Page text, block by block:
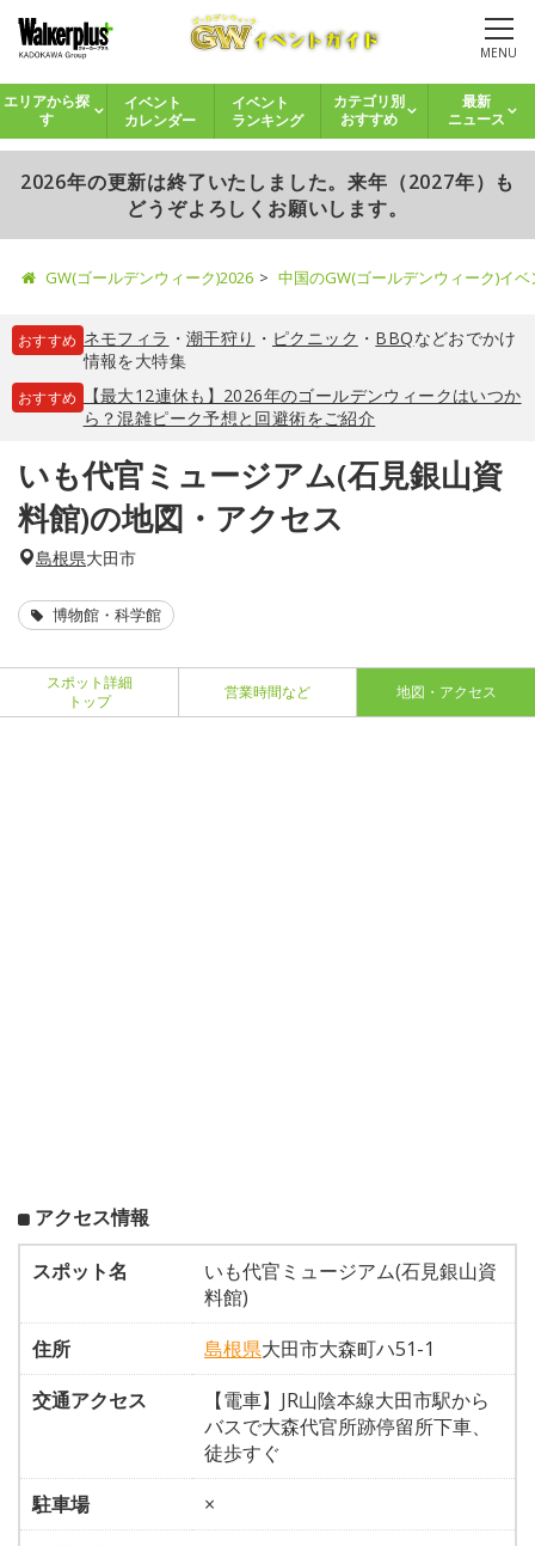
MENU
エリアから探
す
イベント
カレンダー
イベント
ランキング
カテゴリ別
おすすめ
最新
ニュース
2026年の更新は終了いたしました。来年（2027年）も
どうぞよろしくお願いします。
GW(ゴールデンウィーク)2026 中国のGW(ゴールデンウィーク)イ
おすすめ ネモフィラ ・ 潮干狩り ・ ピクニック ・ BBQなどおでかけ
情報を大特集
おすすめ
【最大12連休も】2026年のゴールデンウィークはいつか
ら？混雑ピーク予想と回避術をご紹介
いも代官ミュージアム(石見銀山資
料館)の地図・アクセス
島根県大田市
博物館・科学館
スポット詳細
トップ
営業時間など 地図・アクセス
アクセス情報
スポット名
いも代官ミュージアム(石見銀山資
料館)
住所
島根県大田市大森町ハ51-1
交通アクセス
【電車】JR山陰本線大田市駅から
バスで大森代官所跡停留所下車、
徒歩すぐ
駐車場
×